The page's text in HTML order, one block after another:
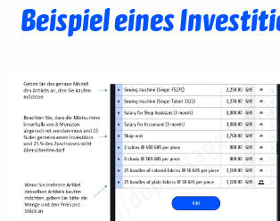
Beispiel eines